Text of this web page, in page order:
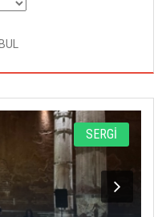
SERGİ